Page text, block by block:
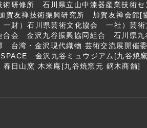
研修所 石川県立山中漆器産業技術
友禅技術振興研究所 加賀友禅会館[
財）石川県芸術文化協会 一社）芸
会 金沢九谷振興協同組合 石川県九
台湾・金沢現代織物 芸術交流展開
金沢九谷ミュウジアム[九谷焼
日山窯 木米庵[九谷焼窯元 鏑木商